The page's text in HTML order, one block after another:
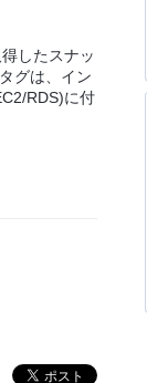
したスナッ
グは、イン
RDS)に付